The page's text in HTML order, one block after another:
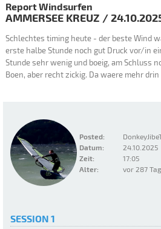
Posted:
Datum:
24.10.2025
Zeit:
17:05
Alter:
vor 287
Report Windsurfen
AMMERSEE KREUZ /
Schlechtes timing heute - der beste Wind
erste halbe Stunde noch gut Druck vor/in
Stunde sehr wenig und boeig, am Schluss
Boen, aber recht zickig. Da waere mehr
SESSION 1